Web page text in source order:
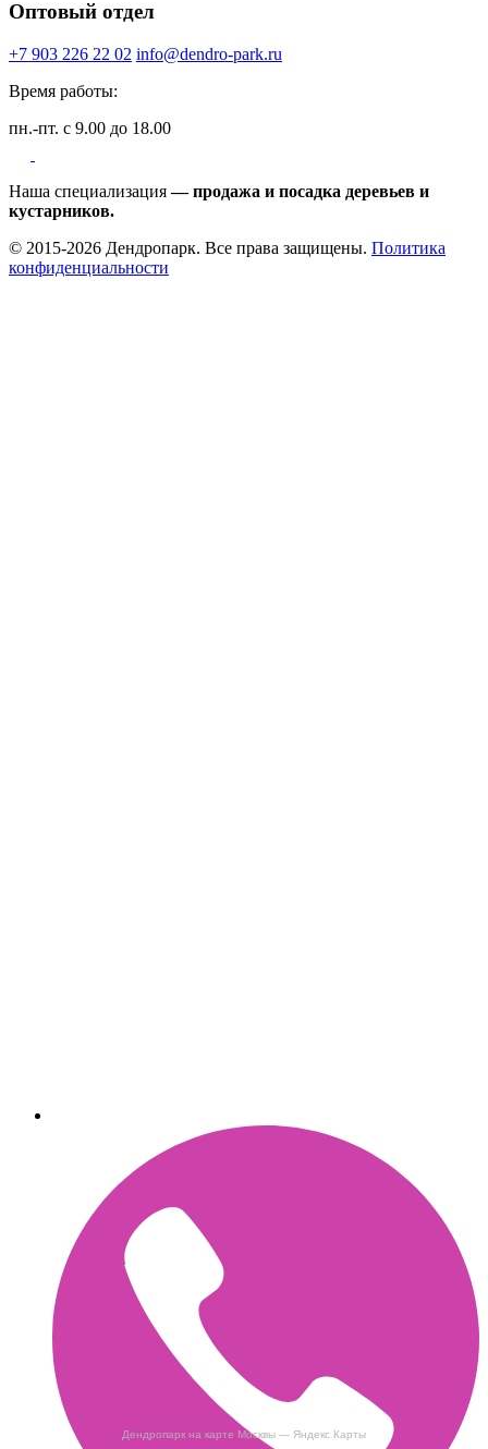
Дендропарк на карте Москвы — Яндекс Карты
Оптовый отдел
+7 903 226 22 02 info@dendro-park.ru
Время работы:
пн.-пт. с 9.00 до 18.00
Наша специализация— продажа и посадка деревьев и
кустарников.
© 2015-2026 Дендропарк. Все права защищены. Политика
конфиденциальности